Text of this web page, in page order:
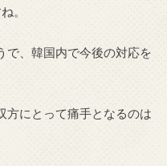
。
で、韓国内で今後の対応を
方にとって痛手となるのは